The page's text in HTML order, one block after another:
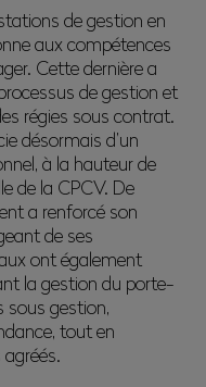
de gestion en
aux compétences
Cette dernière a
de gestion et
régies sous contrat.
désormais d’un
à la hauteur de
de la CPCV. De
a renforcé son
de ses
ont également
la gestion du porte-
sous gestion,
tout en